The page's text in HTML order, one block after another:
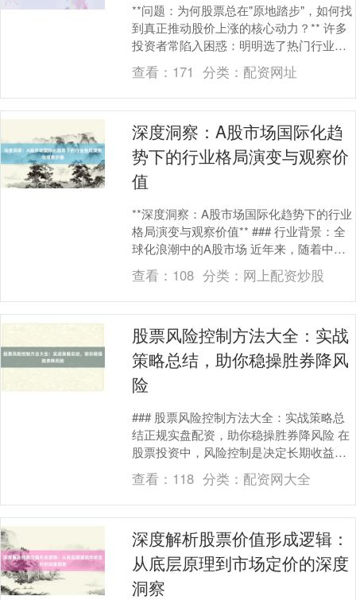
**问题：为何股票总在"原地踏步"，如何找
到真正推动股价上涨的核心动力？** 许多
投资者常陷入困惑：明明选了热门行业、
看了技术指标，股票却像被按了暂停键。
其实，....
查看： 171 分类： 配资网址
深度洞察：A股市场国际化趋
势下的行业格局演变与观察价
值
**深度洞察：A股市场国际化趋势下的行业
格局演变与观察价值** ### 行业背景：全
球化浪潮中的A股市场 近年来，随着中国
资本市场的改革开放加速，A股市场国际
化....
查看： 108 分类： 网上配资炒股
股票风险控制方法大全：实战
策略总结，助你稳操胜券降风
险
### 股票风险控制方法大全：实战策略总
结正规实盘配资，助你稳操胜券降风险 在
股票投资中，风险控制是决定长期收益的
核心能力。无论是新手还是资深投资者，
都需要一套....
查看： 118 分类： 配资网大全
深度解析股票价值形成逻辑：
从底层原理到市场定价的深度
洞察